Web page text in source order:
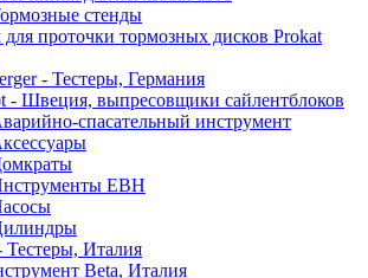
стенды
проточки тормозных дисков Prokat
- Тестеры, Германия
- Швеция, выпресовщики сайлентблоков
спасательный инструмент
EBH
Тестеры, Италия
Beta, Италия